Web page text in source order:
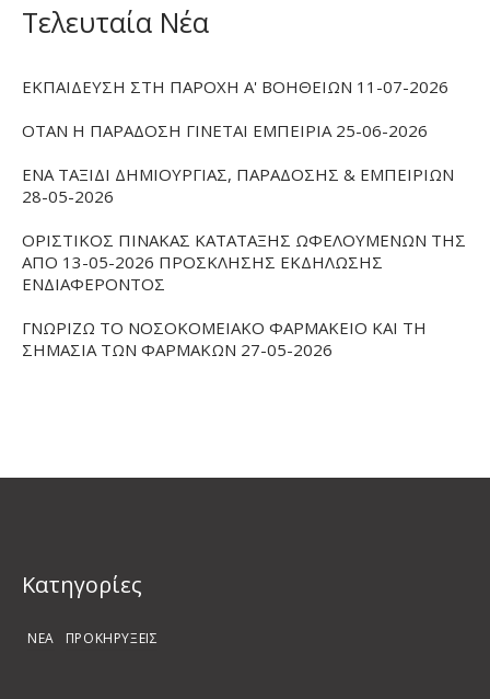
Τελευταία Νέα
ΕΚΠΑΙΔΕΥΣΗ ΣΤΗ ΠΑΡΟΧΗ Α' ΒΟΗΘΕΙΩΝ 11-07-2026
ΟΤΑΝ Η ΠΑΡΑΔΟΣΗ ΓΙΝΕΤΑΙ ΕΜΠΕΙΡΙΑ 25-06-2026
ΕΝΑ ΤΑΞΙΔΙ ΔΗΜΙΟΥΡΓΙΑΣ, ΠΑΡΑΔΟΣΗΣ & ΕΜΠΕΙΡΙΩΝ
28-05-2026
ΟΡΙΣΤΙΚΟΣ ΠΙΝΑΚΑΣ ΚΑΤΑΤΑΞΗΣ ΩΦΕΛΟΥΜΕΝΩΝ ΤΗΣ
ΑΠΟ 13-05-2026 ΠΡΟΣΚΛΗΣΗΣ ΕΚΔΗΛΩΣΗΣ
ΕΝΔΙΑΦΕΡΟΝΤΟΣ
ΓΝΩΡΙΖΩ ΤΟ ΝΟΣΟΚΟΜΕΙΑΚΟ ΦΑΡΜΑΚΕΙΟ ΚΑΙ ΤΗ
ΣΗΜΑΣΙΑ ΤΩΝ ΦΑΡΜΑΚΩΝ 27-05-2026
Kατηγορίες
ΝΕΑ ΠΡΟΚΗΡΥΞΕΙΣ